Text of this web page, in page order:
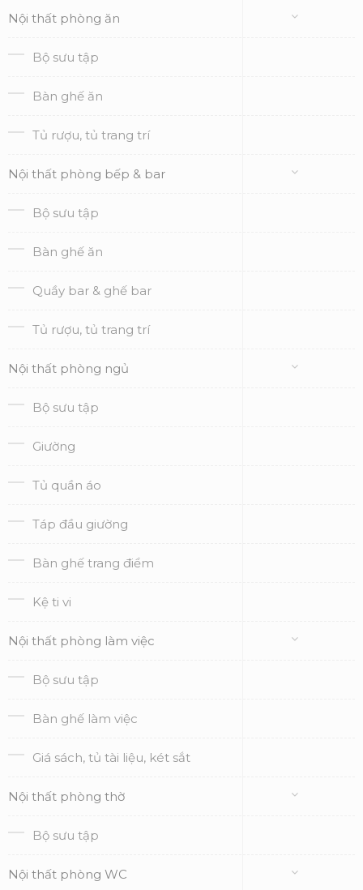
Nội thất phòng ăn
Bộ sưu tập
Bàn ghế ăn
Tủ rượu, tủ trang trí
Nội thất phòng bếp & bar
Bộ sưu tập
Bàn ghế ăn
Quầy bar & ghế bar
Tủ rượu, tủ trang trí
Nội thất phòng ngủ
Bộ sưu tập
Giường
Tủ quần áo
Táp đầu giường
Bàn ghế trang điểm
Kệ ti vi
Nội thất phòng làm việc
Bộ sưu tập
Bàn ghế làm việc
Giá sách, tủ tài liệu, két sắt
Nội thất phòng thờ
Bộ sưu tập
Nội thất phòng WC